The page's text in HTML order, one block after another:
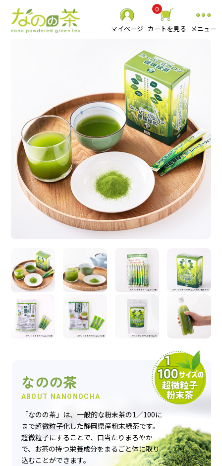
マイページ カートを見る
0
メニュー
なのの茶
ABOUT NANONOCHA
「なのの茶」は、一般的な粉末茶の1／100に
まで超微粒子化した静岡県産粉末緑茶です。
超微粒子にすることで、口当たりまろやか
で、お茶の持つ栄養成分をまるごと体に取り
込むことができます。
静岡県産 粉末緑茶
べにふうき粉末緑茶
スーパーミクロン健康緑茶
その他 粉末茶
お抹茶
食品
贈り物
おすすめ商品
人気商品
定期便
商品一覧
なのの茶について
お買い物ガイド
よくある質問 お客様の声